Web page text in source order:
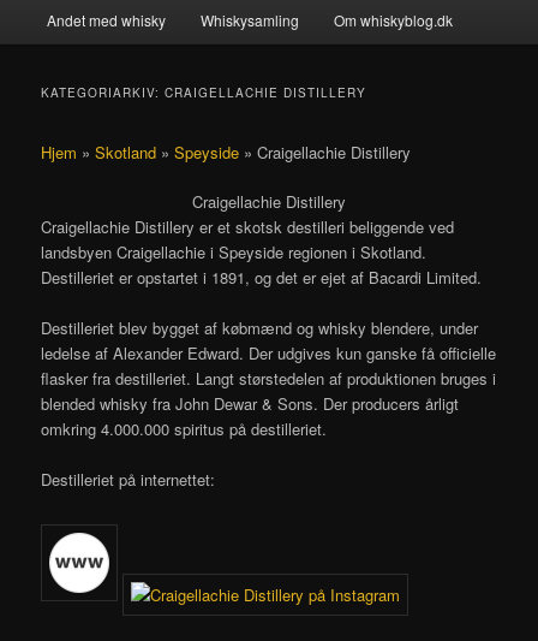
Andet med whisky Whiskysamling Om whiskyblog.dk
KATEGORIARKIV:CRAIGELLACHIE DISTILLERY
Hjem »Skotland »Speyside »Craigellachie Distillery
Craigellachie Distillery
Craigellachie Distillery er et skotsk destilleri beliggende ved
landsbyen Craigellachie i Speyside regionen i Skotland.
Destilleriet er opstartet i 1891, og det er ejet af Bacardi Limited.
Destilleriet blev bygget af købmænd og whisky blendere, under
ledelse af Alexander Edward. Der udgives kun ganske få officielle
flasker fra destilleriet. Langt størstedelen af produktionen bruges i
blended whisky fra John Dewar & Sons. Der producers årligt
omkring 4.000.000 spiritus på destilleriet.
Destilleriet på internettet: